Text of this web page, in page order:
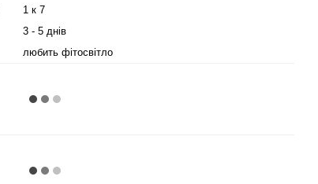
1 к 7
3 - 5 днів
любить фітосвітло